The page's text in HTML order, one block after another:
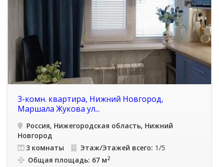
3-комн. квартира, Нижний Новгород,
Маршала Жукова ул...
Россия, Нижегородская область, Нижний
Новгород
3 комнаты
Этаж/Этажей всего: 1/5
Общая площадь: 67 м2